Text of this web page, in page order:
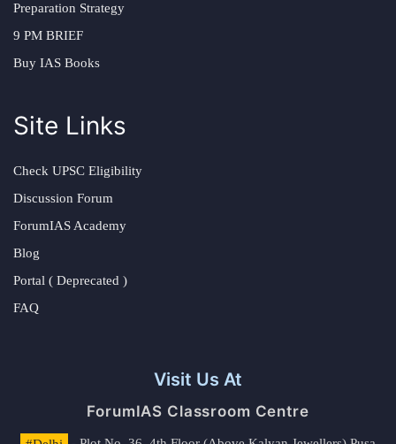
Preparation Strategy
9 PM BRIEF
Buy IAS Books
Site Links
Check UPSC Eligibility
Discussion Forum
ForumIAS Academy
Blog
Portal ( Deprecated )
FAQ
Visit Us At
ForumIAS Classroom Centre